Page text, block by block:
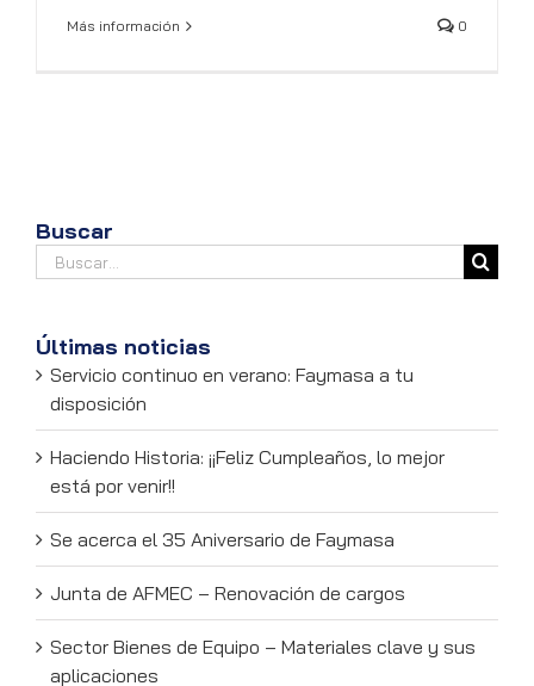
Más información 0
Buscar
Buscar:
Últimas noticias
Servicio continuo en verano: Faymasa a tu
disposición
Haciendo Historia: ¡¡Feliz Cumpleaños, lo mejor
está por venir!!
Se acerca el 35 Aniversario de Faymasa
Junta de AFMEC – Renovación de cargos
Sector Bienes de Equipo – Materiales clave y sus
aplicaciones